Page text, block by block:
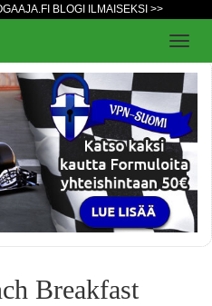
BLOGI ILMAISEKSI >>
Breakfast